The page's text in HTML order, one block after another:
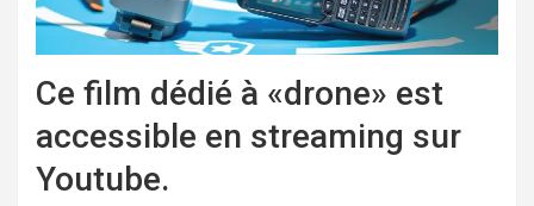
Ce film dédié à «drone» est
accessible en streaming sur
Youtube.